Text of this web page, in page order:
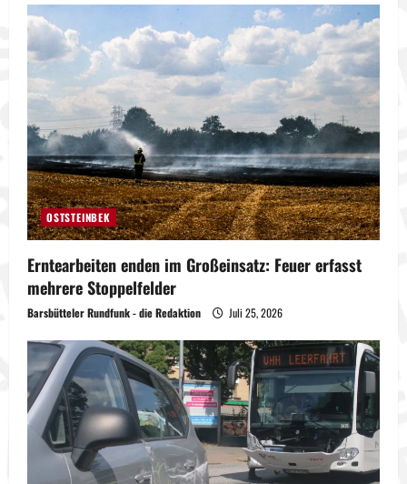
OSTSTEINBEK
Erntearbeiten enden im Großeinsatz: Feuer erfasst
mehrere Stoppelfelder
Barsbütteler Rundfunk - die Redaktion Juli 25, 2026